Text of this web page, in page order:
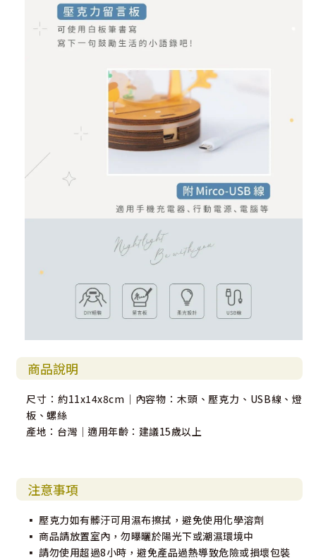
商品說明
尺寸：約11x14x8cm｜內容物：木頭、壓克力、USB線、燈
板、螺絲
產地：台灣｜適用年齡：建議15歲以上
注意事項
▪️ 壓克力如有髒汙可用濕布擦拭，避免使用化學溶劑
▪️ 商品請放置室內，勿曝曬於陽光下或潮濕環境中
▪️ 請勿使用超過8小時，避免產品過熱導致危險或損壞包裝